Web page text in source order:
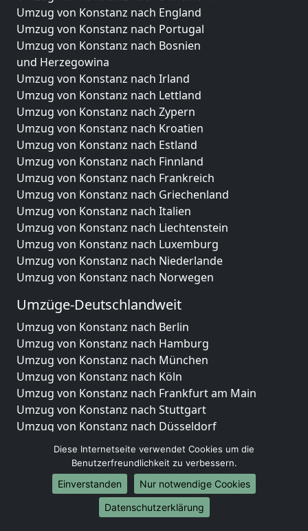
Umzug von Konstanz nach England
Umzug von Konstanz nach Portugal
Umzug von Konstanz nach Bosnien
und Herzegowina
Umzug von Konstanz nach Irland
Umzug von Konstanz nach Lettland
Umzug von Konstanz nach Zypern
Umzug von Konstanz nach Kroatien
Umzug von Konstanz nach Estland
Umzug von Konstanz nach Finnland
Umzug von Konstanz nach Frankreich
Umzug von Konstanz nach Griechenland
Umzug von Konstanz nach Italien
Umzug von Konstanz nach Liechtenstein
Umzug von Konstanz nach Luxemburg
Umzug von Konstanz nach Niederlande
Umzug von Konstanz nach Norwegen
Umzüge-Deutschlandweit
Umzug von Konstanz nach Berlin
Umzug von Konstanz nach Hamburg
Umzug von Konstanz nach München
Umzug von Konstanz nach Köln
Umzug von Konstanz nach Frankfurt am Main
Umzug von Konstanz nach Stuttgart
Umzug von Konstanz nach Düsseldorf
Umzug von Konstanz nach Leipzig
Umzug von Konstanz nach Dortmund
Umzug von Konstanz nach Essen
Umzug von Konstanz nach Bremen
Umzug von Konstanz nach Dresden
Diese Internetseite verwendet Cookies um die
Benutzerfreundlichkeit zu verbessern.
Einverstanden
Nur notwendige Cookies
Datenschutzerklärung